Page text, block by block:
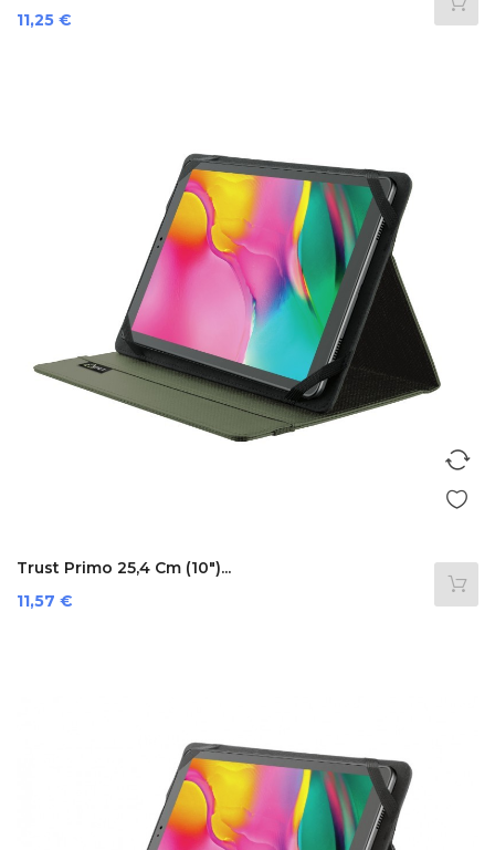
Prezzo
11,25 €
Trust Primo 25,4 Cm (10")...
Prezzo
11,57 €